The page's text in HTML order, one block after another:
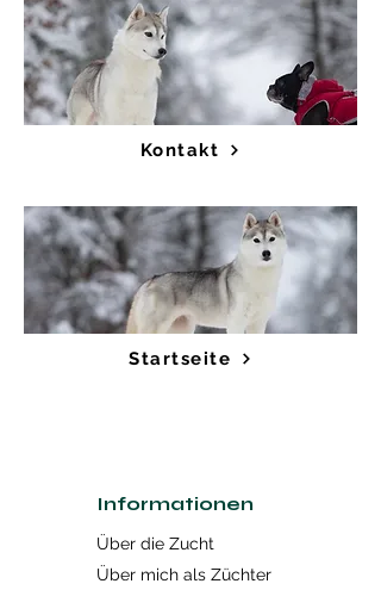
Kontakt
Startseite
Informationen
Über die Zucht
Über mich als Züchter